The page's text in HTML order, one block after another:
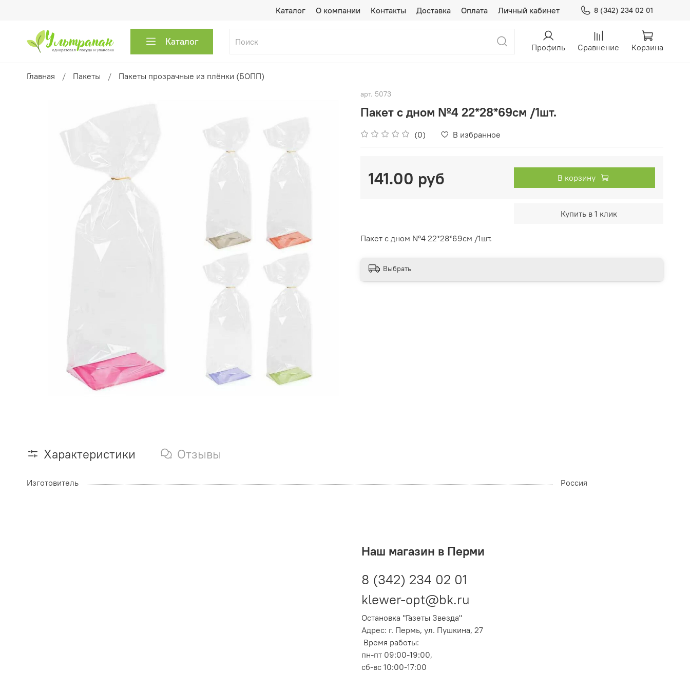
Каталог О компании Контакты Доставка Оплата Личный кабинет 8 (342) 234 02 01
Каталог Профиль Сравнение Корзина
Главная Пакеты Пакеты прозрачные из плёнки (БОПП)
арт. 5073
Пакет с дном №4 22*28*69см /1шт.
(0) В избранное
141.00 руб В корзину
Купить в 1 клик
Пакет с дном №4 22*28*69см /1шт.
Выбрать
Характеристики Отзывы
Изготовитель Россия
Наш магазин в Перми
8 (342) 234 02 01
klewer-opt@bk.ru
Остановка "Газеты Звезда"
Адрес: г. Пермь, ул. Пушкина, 27
Время работы:
пн-пт 09:00-19:00,
сб-вс 10:00-17:00